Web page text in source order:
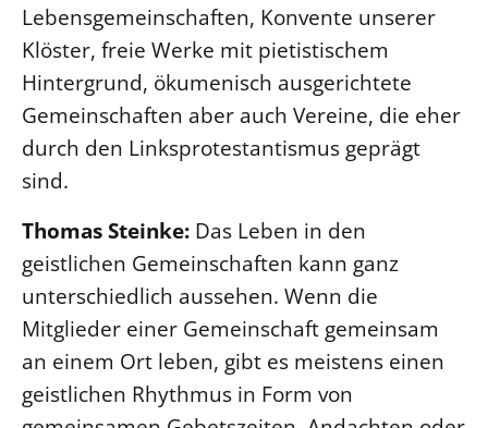
Lebensgemeinschaften, Konvente unserer
Klöster, freie Werke mit pietistischem
Hintergrund, ökumenisch ausgerichtete
Gemeinschaften aber auch Vereine, die eher
durch den Linksprotestantismus geprägt
sind.
Thomas Steinke: Das Leben in den
geistlichen Gemeinschaften kann ganz
unterschiedlich aussehen. Wenn die
Mitglieder einer Gemeinschaft gemeinsam
an einem Ort leben, gibt es meistens einen
geistlichen Rhythmus in Form von